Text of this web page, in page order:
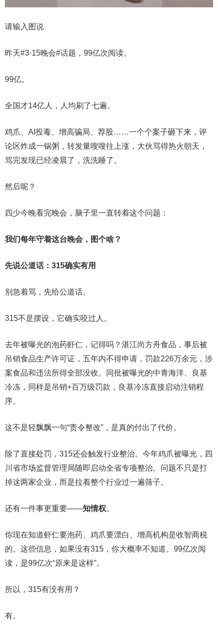
请输入图说
昨天#3·15晚会#话题，99亿次阅读。
99亿。
全国才14亿人，人均刷了七遍。
鸡爪、AI投毒、增高骗局、荐股……一个个案子砸下来，评
论区炸成一锅粥，转发量嗖嗖往上涨，大伙骂得热火朝天，
骂完发现已经凌晨了，洗洗睡了。
然后呢？
四少今晚看完晚会，脑子里一直转着这个问题：
我们每年守着这台晚会，图个啥？
先说公道话：315确实有用
别急着骂，先给公道话。
315不是摆设，它确实咬过人。
去年被曝光的泡药虾仁，记得吗？湛江尚方舟食品，事后被
吊销食品生产许可证，五年内不得申请，罚款226万余元，涉
案食品和违法所得全部没收。同批被曝光的中青海洋、良基
冷冻，同样是吊销+百万级罚款，良基冷冻直接启动注销程
序。
这不是轻飘飘一句“责令整改”，是真的付出了代价。
除了直接处罚，315还会触发行业整治。今年鸡爪被曝光，四
川省市场监督管理局随即启动全省专项整治。问题不只是打
掉这两家企业，而是拉着整个行业过一遍筛子。
还有一件事更重要——知情权。
你现在知道虾仁要泡药、鸡爪要漂白、增高机构是收智商税
的。这些信息，如果没有315，你大概率不知道。99亿次阅
读，是99亿次“原来是这样”。
所以，315有没有用？
有。